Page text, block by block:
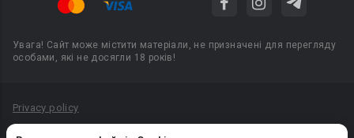
Увага! Сайт може містити матеріали, не призначені для перегляду
особами, які не досягли 18 років!
Privacy policy